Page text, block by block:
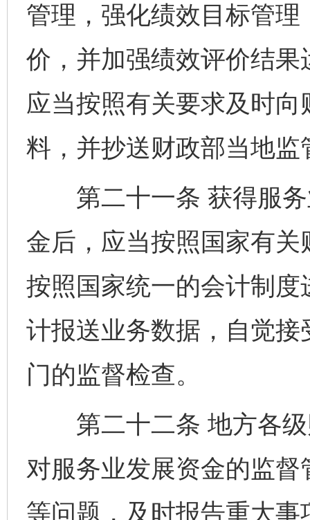
管理，强化绩效目标管
价，并加强绩效评价结
应当按照有关要求及时
料，并抄送财政部当地
第二十一条 获得服务
金后，应当按照国家有
按照国家统一的会计制
计报送业务数据，自觉
门的监督检查。
第二十二条 地方各级
对服务业发展资金的监
等问题，及时报告重大